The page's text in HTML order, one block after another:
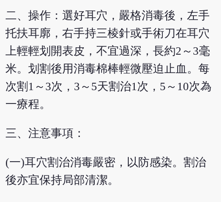
二、操作：選好耳穴，嚴格消毒後，左手
托扶耳廓，右手持三棱針或手術刀在耳穴
上輕輕划開表皮，不宜過深，長約2～3毫
米。划割後用消毒棉棒輕微壓迫止血。每
次割1～3次，3～5天割治1次，5～10次為
一療程。
三、注意事項：
(一)耳穴割治消毒嚴密，以防感染。割治
後亦宜保持局部清潔。